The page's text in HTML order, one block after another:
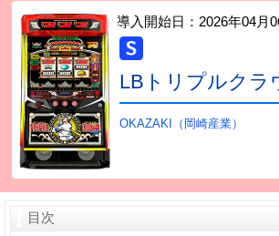
導入開始日： 2026年04月
LBトリプルクラ
OKAZAKI（岡崎産業）
目次